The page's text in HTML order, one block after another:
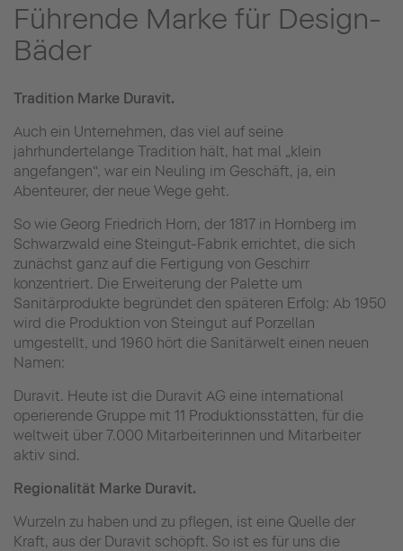
Führende Marke für Design-
Bäder
Tradition Marke Duravit.
Auch ein Unternehmen, das viel auf seine
jahrhundertelange Tradition hält, hat mal „klein
angefangen“, war ein Neuling im Geschäft, ja, ein
Abenteurer, der neue Wege geht.
So wie Georg Friedrich Horn, der 1817 in Hornberg im
Schwarzwald eine Steingut-Fabrik errichtet, die sich
zunächst ganz auf die Fertigung von Geschirr
konzentriert. Die Erweiterung der Palette um
Sanitärprodukte begründet den späteren Erfolg: Ab 1950
wird die Produktion von Steingut auf Porzellan
umgestellt, und 1960 hört die Sanitärwelt einen neuen
Namen:
Duravit. Heute ist die Duravit AG eine international
operierende Gruppe mit 11 Produktionsstätten, für die
weltweit über 7.000 Mitarbeiterinnen und Mitarbeiter
aktiv sind.
Regionalität Marke Duravit.
Wurzeln zu haben und zu pflegen, ist eine Quelle der
Kraft, aus der Duravit schöpft. So ist es für uns die